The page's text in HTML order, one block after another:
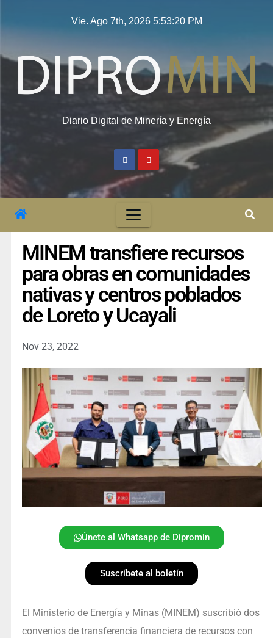
Vie. Ago 7th, 2026 5:53:21 PM
Diario Digital de Minería y Energía
MINEM transfiere recursos
para obras en comunidades
nativas y centros poblados
de Loreto y Ucayali
Nov 23, 2022
Únete al Whatsapp de Dipromin
Suscríbete al boletín
El Ministerio de Energía y Minas (MINEM) suscribió dos
convenios de transferencia financiera de recursos con